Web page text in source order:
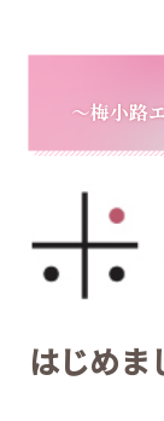
～梅小路
はじめま